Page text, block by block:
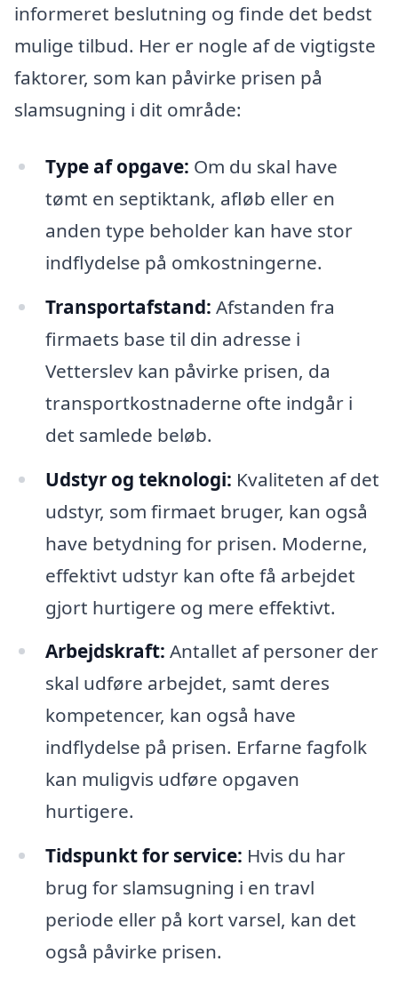
informeret beslutning og finde det bedst
mulige tilbud. Her er nogle af de vigtigste
faktorer, som kan påvirke prisen på
slamsugning i dit område:
Type af opgave: Om du skal have
tømt en septiktank, afløb eller en
anden type beholder kan have stor
indflydelse på omkostningerne.
Transportafstand: Afstanden fra
firmaets base til din adresse i
Vetterslev kan påvirke prisen, da
transportkostnaderne ofte indgår i
det samlede beløb.
Udstyr og teknologi: Kvaliteten af det
udstyr, som firmaet bruger, kan også
have betydning for prisen. Moderne,
effektivt udstyr kan ofte få arbejdet
gjort hurtigere og mere effektivt.
Arbejdskraft: Antallet af personer der
skal udføre arbejdet, samt deres
kompetencer, kan også have
indflydelse på prisen. Erfarne fagfolk
kan muligvis udføre opgaven
hurtigere.
Tidspunkt for service: Hvis du har
brug for slamsugning i en travl
periode eller på kort varsel, kan det
også påvirke prisen.